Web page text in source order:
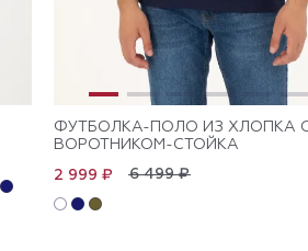
ФУТБОЛКА-ПОЛО ИЗ ХЛОПКА
ВОРОТНИКОМ-СТОЙКА
6 499 ₽
2 999 ₽